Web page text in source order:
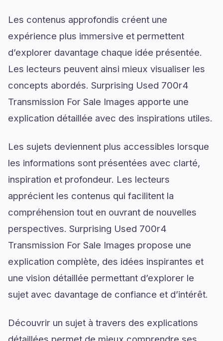
Les contenus approfondis créent une
expérience plus immersive et permettent
d’explorer davantage chaque idée présentée.
Les lecteurs peuvent ainsi mieux visualiser les
concepts abordés. Surprising Used 700r4
Transmission For Sale Images apporte une
explication détaillée avec des inspirations utiles.
Les sujets deviennent plus accessibles lorsque
les informations sont présentées avec clarté,
inspiration et profondeur. Les lecteurs
apprécient les contenus qui facilitent la
compréhension tout en ouvrant de nouvelles
perspectives. Surprising Used 700r4
Transmission For Sale Images propose une
explication complète, des idées inspirantes et
une vision détaillée permettant d’explorer le
sujet avec davantage de confiance et d’intérêt.
Découvrir un sujet à travers des explications